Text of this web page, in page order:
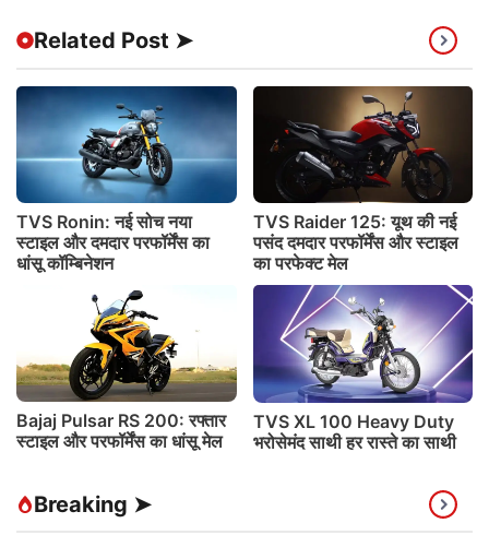
Related Post ➤
TVS Ronin: नई सोच नया
स्टाइल और दमदार परफॉर्मेंस का
धांसू कॉम्बिनेशन
TVS Raider 125: यूथ की नई
पसंद दमदार परफॉर्मेंस और स्टाइल
का परफेक्ट मेल
Bajaj Pulsar RS 200: रफ्तार
स्टाइल और परफॉर्मेंस का धांसू मेल
TVS XL 100 Heavy Duty
भरोसेमंद साथी हर रास्ते का साथी
Breaking ➤